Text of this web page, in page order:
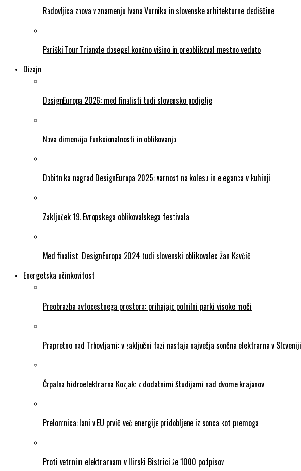
Radovljica znova v znamenju Ivana Vurnika in slovenske arhitekturne dediščine
Pariški Tour Triangle dosegel končno višino in preoblikoval mestno veduto
Dizajn
DesignEuropa 2026: med finalisti tudi slovensko podjetje
Nova dimenzija funkcionalnosti in oblikovanja
Dobitnika nagrad DesignEuropa 2025: varnost na kolesu in eleganca v kuhinji
Zaključek 19. Evropskega oblikovalskega festivala
Med finalisti DesignEuropa 2024 tudi slovenski oblikovalec Žan Kavčič
Energetska učinkovitost
Preobrazba avtocestnega prostora: prihajajo polnilni parki visoke moči
Prapretno nad Trbovljami: v zaključni fazi nastaja največja sončna elektrarna v Sloveniji
Črpalna hidroelektrarna Kozjak: z dodatnimi študijami nad dvome krajanov
Prelomnica: lani v EU prvič več energije pridobljene iz sonca kot premoga
Proti vetrnim elektrarnam v Ilirski Bistrici že 1000 podpisov